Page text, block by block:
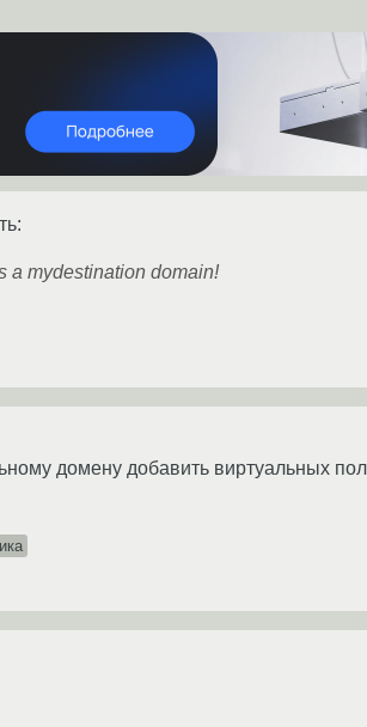
a mydestination domain!
домену добавить виртуальных